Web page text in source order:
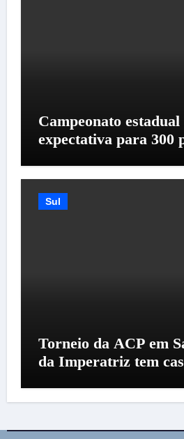
Campeonato
expectativa para 300
Sul
Torneio da ACP em
da Imperatriz tem